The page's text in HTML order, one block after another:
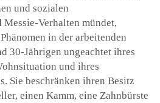
und sozialen
Verhalten mündet,
in der arbeitenden
30-Jährigen ungeachtet ihres
und ihres
Sie beschränken ihren Besitz
einen Kamm, eine Zahnbürste